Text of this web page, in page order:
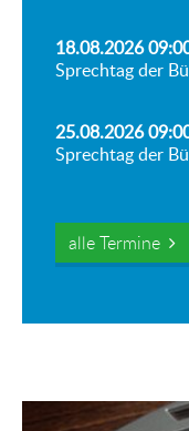
18.08.2026
Sprechtag der
25.08.2026
Sprechtag der
alle Termine